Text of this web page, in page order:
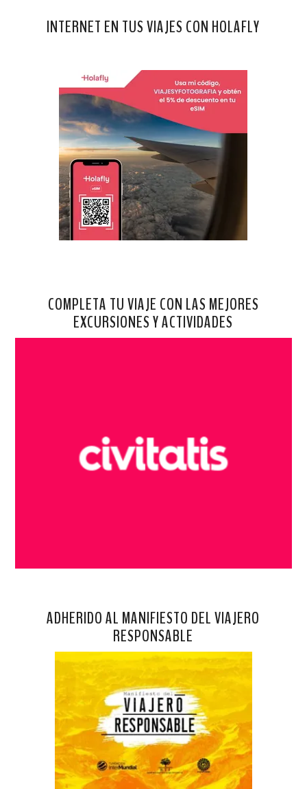
INTERNET EN TUS VIAJES CON HOLAFLY
COMPLETA TU VIAJE CON LAS MEJORES
EXCURSIONES Y ACTIVIDADES
ADHERIDO AL MANIFIESTO DEL VIAJERO
RESPONSABLE